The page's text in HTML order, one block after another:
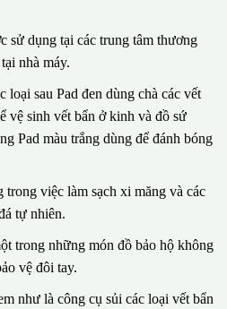
sử dụng tại các trung tâm thương
nhà máy.
loại sau Pad đen dùng chà các vết
vệ sinh vết bẩn ở kinh và đồ sứ
Pad màu trắng dùng để đánh bóng
trong việc làm sạch xi măng và các
tự nhiên.
trong những món đồ bảo hộ không
vệ đôi tay.
như là công cụ sủi các loại vết bẩn